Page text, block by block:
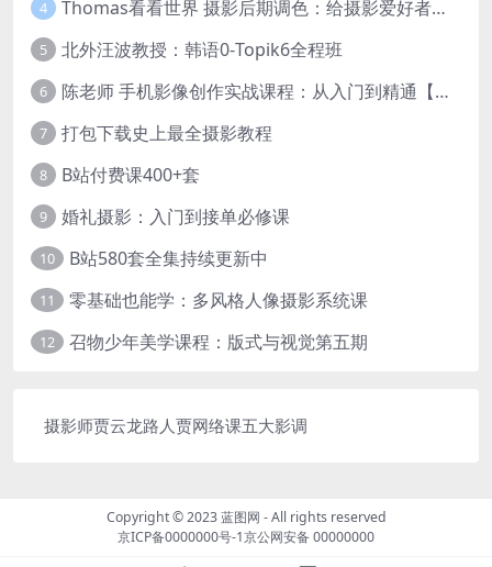
4 Thomas看看世界 摄影后期调色：给摄影爱好者的色彩课 网盘下载
5 北外汪波教授：韩语0-Topik6全程班
6 陈老师 手机影像创作实战课程：从入门到精通【完结】
7 打包下载史上最全摄影教程
8 B站付费课400+套
9 婚礼摄影：入门到接单必修课
10 B站580套全集持续更新中
11 零基础也能学：多风格人像摄影系统课
12 召物少年美学课程：版式与视觉第五期
摄影师贾云龙路人贾网络课五大影调
Copyright © 2023蓝图网 - All rights reserved
京ICP备0000000号-1京公网安备 00000000